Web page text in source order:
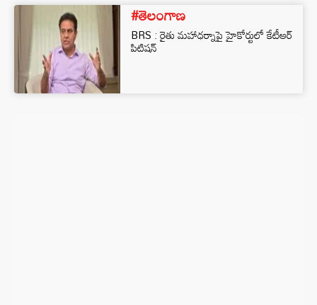
#తెలంగాణ
BRS : రైతు మహాధర్నాపై హైకోర్టులో కేటీఆర్‌
పిటిషన్‌